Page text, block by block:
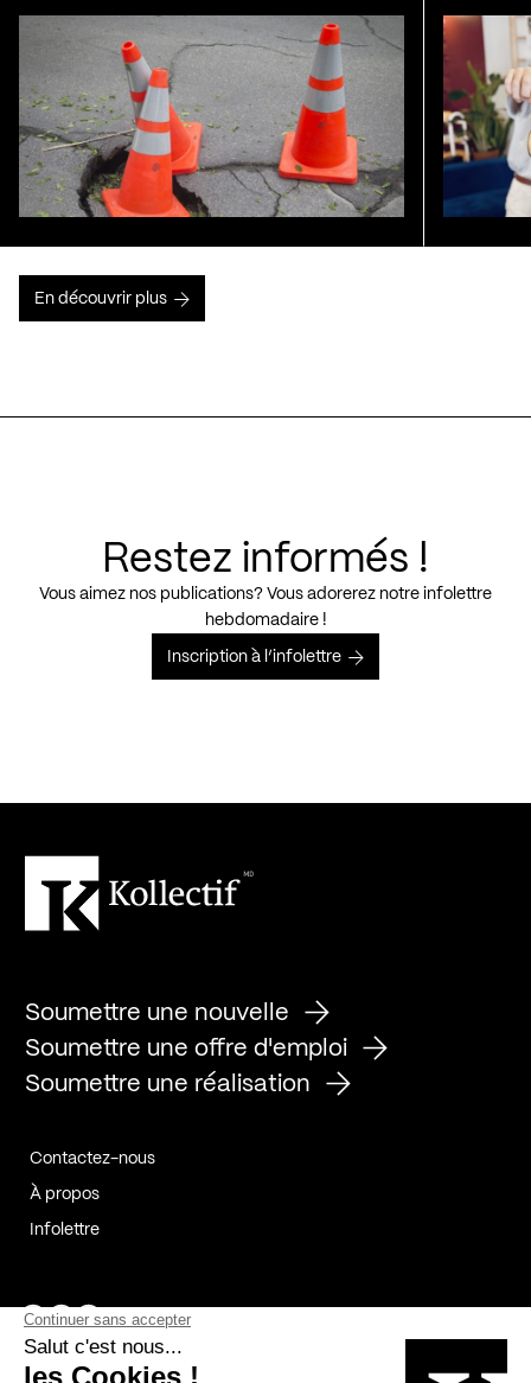
En découvrir plus
Restez informés !
Vous aimez nos publications? Vous adorerez notre infolettre
hebdomadaire !
Inscription à l’infolettre
Soumettre une nouvelle
Soumettre une offre d'emploi
Soumettre une réalisation
Contactez-nous
À propos
Infolettre
Page Facebook de Kollectif
Page Instagram de Kollectif
Page Linkedin de Kollectif